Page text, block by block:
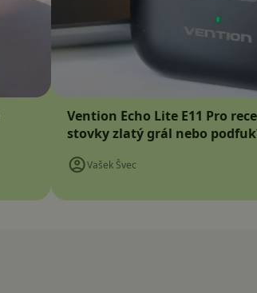
Vention Echo Lite E11 Pro
stovky zlatý grál nebo
Vašek Švec